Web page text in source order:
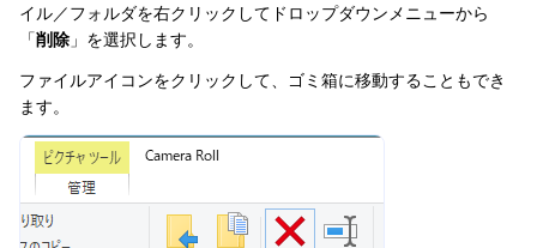
イル／フォルダを右クリックしてドロップダウンメニューから
「削除 」を選択します。
ファイルアイコンをクリックして、ゴミ箱に移動することもでき
ます。